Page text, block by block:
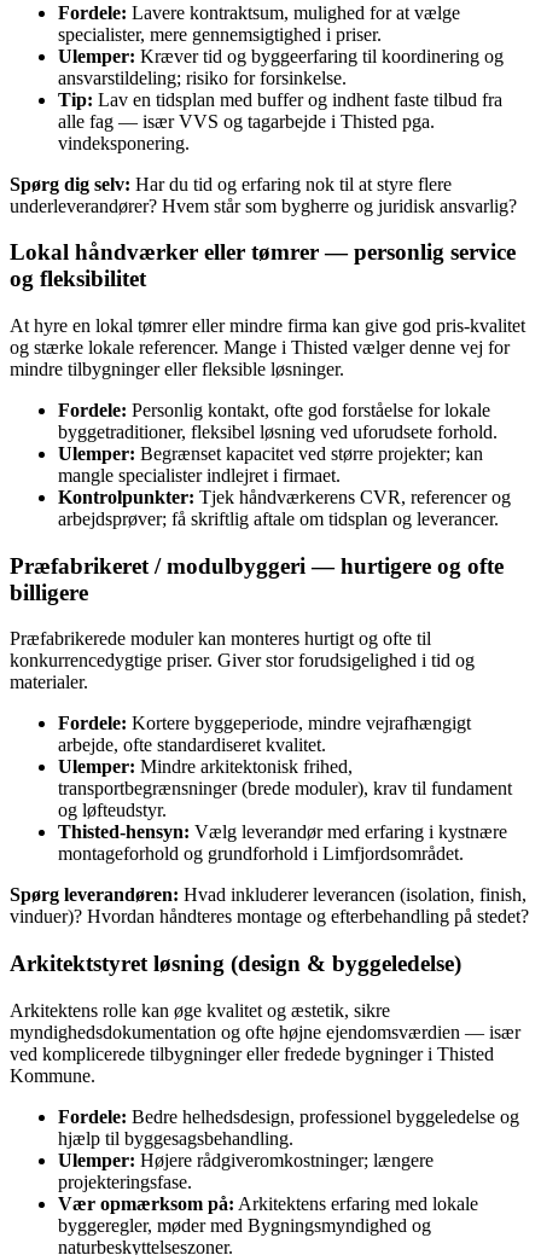
Fordele: Lavere kontraktsum, mulighed for at vælge
specialister, mere gennemsigtighed i priser.
Ulemper: Kræver tid og byggeerfaring til koordinering og
ansvarstildeling; risiko for forsinkelse.
Tip: Lav en tidsplan med buffer og indhent faste tilbud fra
alle fag — især VVS og tagarbejde i Thisted pga.
vindeksponering.
Spørg dig selv: Har du tid og erfaring nok til at styre flere
underleverandører? Hvem står som bygherre og juridisk ansvarlig?
Lokal håndværker eller tømrer — personlig service
og fleksibilitet
At hyre en lokal tømrer eller mindre firma kan give god pris‑kvalitet
og stærke lokale referencer. Mange i Thisted vælger denne vej for
mindre tilbygninger eller fleksible løsninger.
Fordele: Personlig kontakt, ofte god forståelse for lokale
byggetraditioner, fleksibel løsning ved uforudsete forhold.
Ulemper: Begrænset kapacitet ved større projekter; kan
mangle specialister indlejret i firmaet.
Kontrolpunkter: Tjek håndværkerens CVR, referencer og
arbejdsprøver; få skriftlig aftale om tidsplan og leverancer.
Præfabrikeret / modulbyggeri — hurtigere og ofte
billigere
Præfabrikerede moduler kan monteres hurtigt og ofte til
konkurrencedygtige priser. Giver stor forudsigelighed i tid og
materialer.
Fordele: Kortere byggeperiode, mindre vejrafhængigt
arbejde, ofte standardiseret kvalitet.
Ulemper: Mindre arkitektonisk frihed,
transportbegrænsninger (brede moduler), krav til fundament
og løfteudstyr.
Thisted‑hensyn: Vælg leverandør med erfaring i kystnære
montageforhold og grundforhold i Limfjordsområdet.
Spørg leverandøren: Hvad inkluderer leverancen (isolation, finish,
vinduer)? Hvordan håndteres montage og efterbehandling på stedet?
Arkitektstyret løsning (design & byggeledelse)
Arkitektens rolle kan øge kvalitet og æstetik, sikre
myndighedsdokumentation og ofte højne ejendomsværdien — især
ved komplicerede tilbygninger eller fredede bygninger i Thisted
Kommune.
Fordele: Bedre helhedsdesign, professionel byggeledelse og
hjælp til byggesagsbehandling.
Ulemper: Højere rådgiveromkostninger; længere
projekteringsfase.
Vær opmærksom på: Arkitektens erfaring med lokale
byggeregler, møder med Bygningsmyndighed og
naturbeskyttelseszoner.